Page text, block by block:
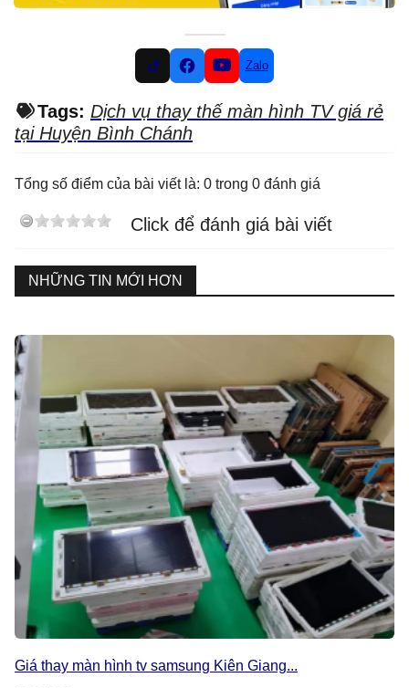
Zalo
Tags: Dịch vụ thay thế màn hình TV giá rẻ
tại Huyện Bình Chánh
Tổng số điểm của bài viết là: 0 trong 0 đánh giá
Click để đánh giá bài viết
NHỮNG TIN MỚI HƠN
Giá thay màn hình tv samsung Kiên Giang...